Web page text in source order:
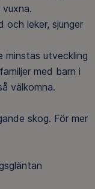
och leker, sjunger
minstas utveckling
med barn i
välkomna.
skog. För mer